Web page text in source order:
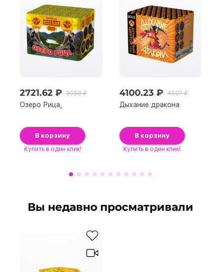
2721.62 ₽ 3058 ₽
Озеро Рица,
В корзину
Купить в один клик!
4100.23 ₽ 4607 ₽
Дыхание дракона
В корзину
Купить в один клик!
Вы недавно просматривали